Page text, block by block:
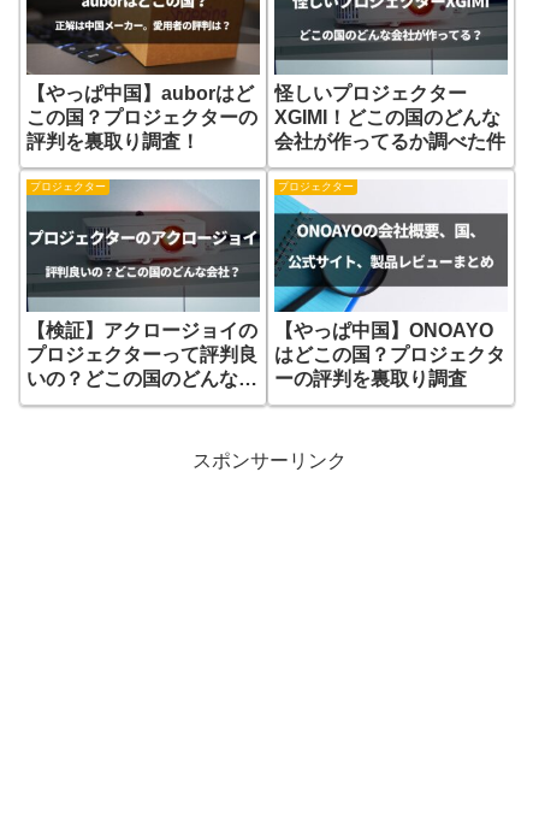
【やっぱ中国】auborはど
この国？プロジェクターの
評判を裏取り調査！
怪しいプロジェクター
XGIMI！どこの国のどんな
会社が作ってるか調べた件
プロジェクター
【検証】アクロージョイの
プロジェクターって評判良
いの？どこの国のどんな会
社？
プロジェクター
【やっぱ中国】ONOAYO
はどこの国？プロジェクタ
ーの評判を裏取り調査
スポンサーリンク